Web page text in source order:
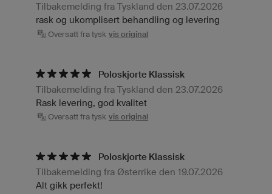
Tilbakemelding fra Tyskland den 23.07.2026
rask og ukomplisert behandling og levering
Oversatt fra tysk vis original
Poloskjorte Klassisk
Tilbakemelding fra Tyskland den 23.07.2026
Rask levering, god kvalitet
Oversatt fra tysk vis original
Poloskjorte Klassisk
Tilbakemelding fra Østerrike den 19.07.2026
Alt gikk perfekt!